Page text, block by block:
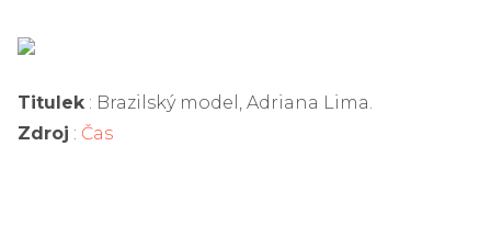
Titulek : Brazilský model, Adriana Lima.
Zdroj : Čas